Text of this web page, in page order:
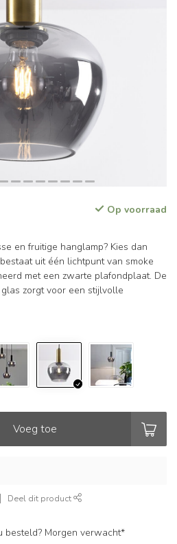
Op voorraad
en fruitige hanglamp? Kies dan
uit één lichtpunt van smoke
met een zwarte plafondplaat. De
zorgt voor een stijlvolle
Voeg toe
Deel dit product
besteld? Morgen verwacht*